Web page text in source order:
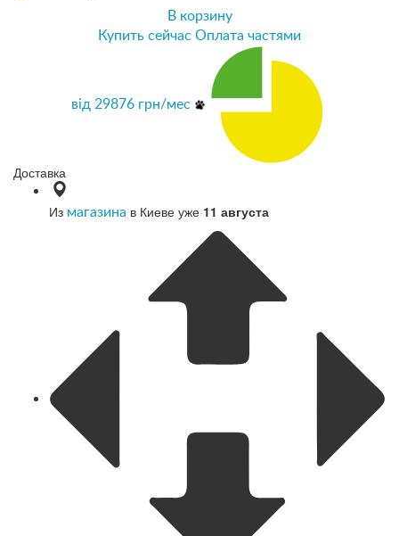
В корзину
Купить сейчас Оплата частями
від 29876 грн/мес
Доставка
Из магазина в Киеве уже 11 августа